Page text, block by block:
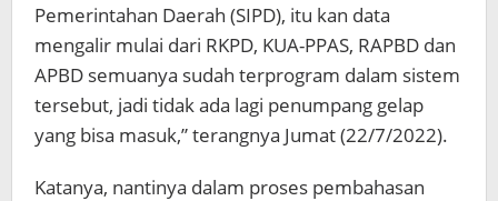
Pemerintahan Daerah (SIPD), itu kan data
mengalir mulai dari RKPD, KUA-PPAS, RAPBD dan
APBD semuanya sudah terprogram dalam sistem
tersebut, jadi tidak ada lagi penumpang gelap
yang bisa masuk,” terangnya Jumat (22/7/2022).
Katanya, nantinya dalam proses pembahasan